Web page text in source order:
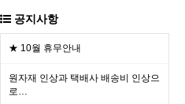
공지사항
★ 10월 휴무안내
원자재 인상과 택배사 배송비 인상으
로…